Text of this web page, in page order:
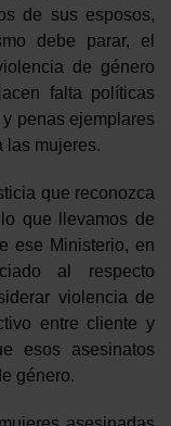
de sus esposos,
debe parar, el
de género
falta políticas
penas ejemplares
las mujeres.
que reconozca
que llevamos de
ese Ministerio, en
al respecto
violencia de
entre cliente y
esos asesinatos
género.